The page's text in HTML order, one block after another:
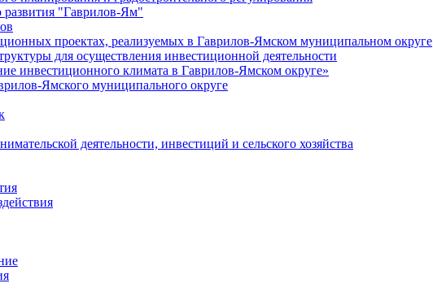
"Гаврилов-Ям"
проектах, реализуемых в Гаврилов-Ямском муниципальном округе
для осуществления инвестиционной деятельности
инвестиционного климата в Гаврилов-Ямском округе»
Ямского муниципального округе
деятельности, инвестиций и сельского хозяйства